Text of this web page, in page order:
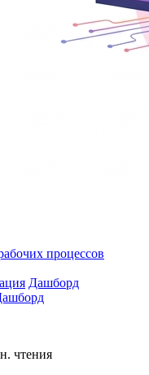
процессов
Дашборд
чтения